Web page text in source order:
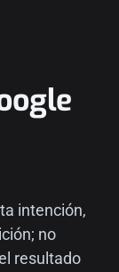
intención,
no
resultado